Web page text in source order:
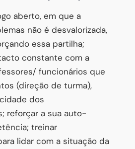
aberto, em que a
não é desvalorizada,
essa partilha;
constante com a
funcionários que
(direção de turma),
dos
reforçar a sua auto-
treinar
lidar com a situação da